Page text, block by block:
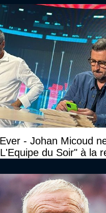
- Johan Micoud
du Soir" à la